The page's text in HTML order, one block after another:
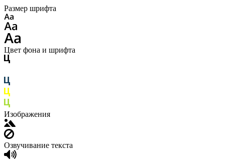
Размер шрифта
Цвет фона и шрифта
Изображения
Озвучивание текста